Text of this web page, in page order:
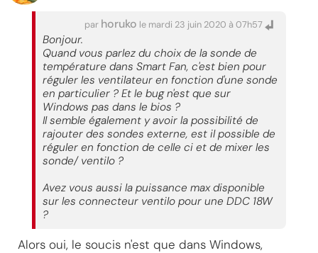
par horuko le mardi 23 juin 2020 à 07h57
Bonjour.
Quand vous parlez du choix de la sonde de
température dans Smart Fan, c'est bien pour
réguler les ventilateur en fonction d'une sonde
en particulier ? Et le bug n'est que sur
Windows pas dans le bios ?
Il semble également y avoir la possibilité de
rajouter des sondes externe, est il possible de
réguler en fonction de celle ci et de mixer les
sonde/ ventilo ?
Avez vous aussi la puissance max disponible
sur les connecteur ventilo pour une DDC 18W
?
Alors oui, le soucis n'est que dans Windows,